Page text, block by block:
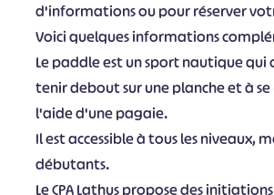
d'informations ou pour réserver
Voici quelques informations
Le paddle est un sport nautique qui
tenir debout sur une planche et à
l'aide d'une pagaie.
Il est accessible à tous les niveaux,
débutants.
Le CPA Lathus propose des